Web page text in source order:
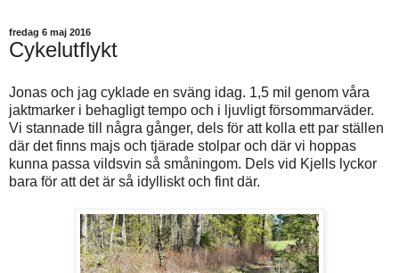
fredag 6 maj 2016
Cykelutflykt
Jonas och jag cyklade en sväng idag. 1,5 mil genom våra
jaktmarker i behagligt tempo och i ljuvligt försommarväder.
Vi stannade till några gånger, dels för att kolla ett par ställen
där det finns majs och tjärade stolpar och där vi hoppas
kunna passa vildsvin så småningom. Dels vid Kjells lyckor
bara för att det är så idylliskt och fint där.